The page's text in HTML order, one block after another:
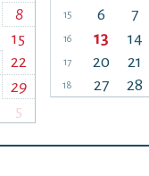
8
15
22
29
5
15 6 7
16 13 14
17 20 21
18 27 28